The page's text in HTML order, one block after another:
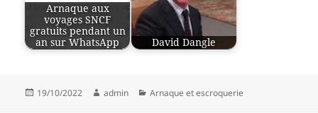
Arnaque aux
voyages SNCF
gratuits pendant un
an sur WhatsApp
David Dangle
Publié
19/10/2022 Auteur
admin Catégories
Arnaque et escroquerie